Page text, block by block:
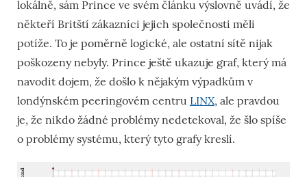
lokálně, sám Prince ve svém článku výslovně uvádí, že
někteří Britští zákazníci jejich společnosti měli
potíže. To je poměrně logické, ale ostatní sítě nijak
poškozeny nebyly. Prince ještě ukazuje graf, který má
navodit dojem, že došlo k nějakým výpadkům v
londýnském peeringovém centru LINX, ale pravdou
je, že nikdo žádné problémy nedetekoval, že šlo spíše
o problémy systému, který tyto grafy kreslí.